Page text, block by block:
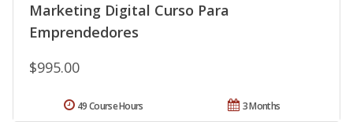
Marketing Digital Curso Para
Emprendedores
$995.00
3 Months
49 Course Hours